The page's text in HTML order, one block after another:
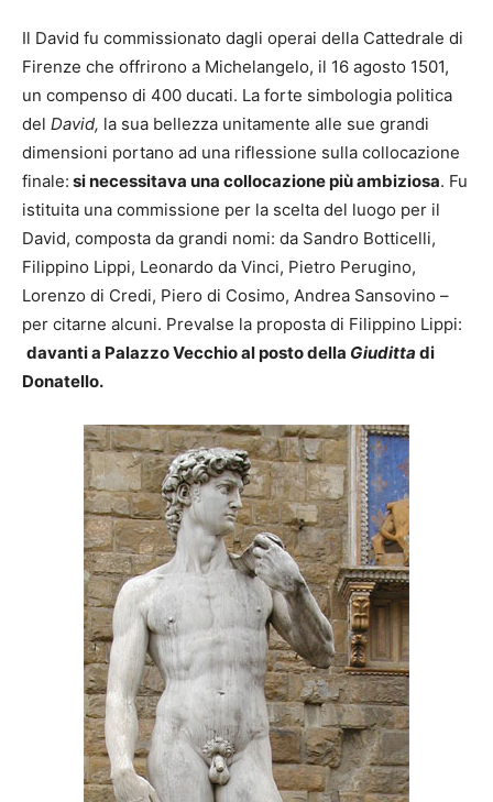
Il David fu commissionato dagli operai della Cattedrale di
Firenze che offrirono a Michelangelo, il 16 agosto 1501,
un compenso di 400 ducati. La forte simbologia politica
del David, la sua bellezza unitamente alle sue grandi
dimensioni portano ad una riflessione sulla collocazione
finale: si necessitava una collocazione più ambiziosa. Fu
istituita una commissione per la scelta del luogo per il
David, composta da grandi nomi: da Sandro Botticelli,
Filippino Lippi, Leonardo da Vinci, Pietro Perugino,
Lorenzo di Credi, Piero di Cosimo, Andrea Sansovino –
per citarne alcuni. Prevalse la proposta di Filippino Lippi:
davanti a Palazzo Vecchioal posto della Giuditta di
Donatello.